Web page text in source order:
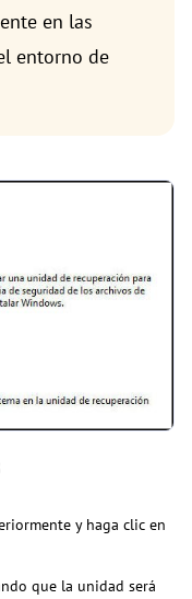
en las
entorno de
y haga clic en
que la unidad será